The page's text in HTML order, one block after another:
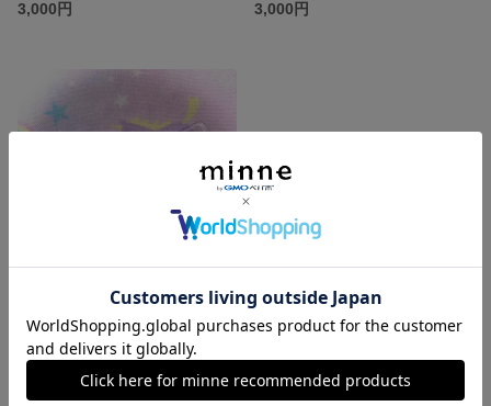
3,000円 3,000円
おなまえ刻み込みネイルチップ。
3,000円